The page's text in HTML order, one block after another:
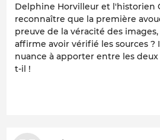
Delphine Horvilleur et l'historien
reconnaître que la première
preuve de la véracité des
affirme avoir vérifié les sources ?
nuance à apporter entre les
t-il !